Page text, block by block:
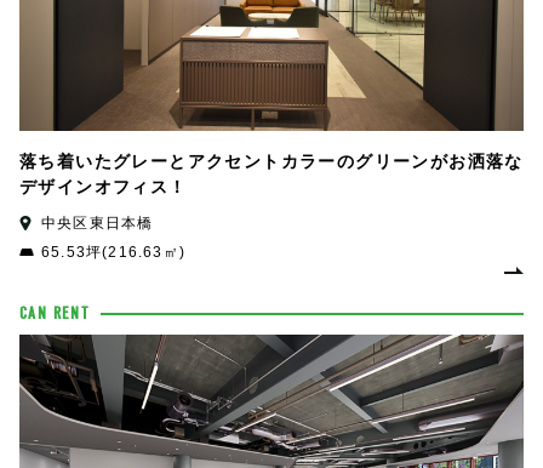
落ち着いたグレーとアクセントカラーのグリーンがお洒落な
デザインオフィス！
中央区東日本橋
65.53坪(216.63㎡)
CAN RENT